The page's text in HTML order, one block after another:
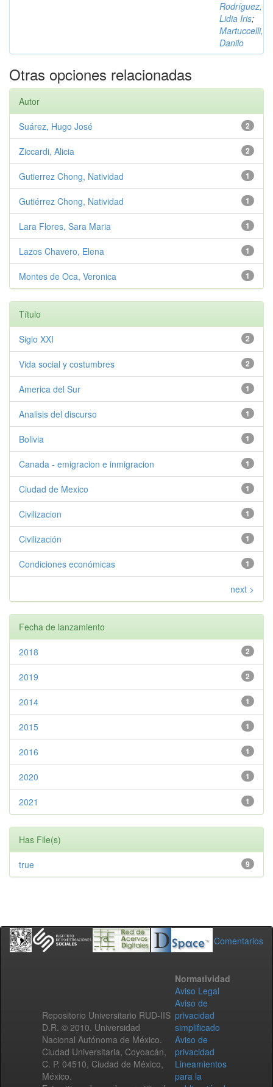
Rodríguez,
Lidia Iris;
Martuccelli,
Danilo
Otras opciones relacionadas
Autor
2
Suárez, Hugo José
2
Ziccardi, Alicia
1
Gutierrez Chong, Natividad
1
Gutiérrez Chong, Natividad
1
Lara Flores, Sara Maria
1
Lazos Chavero, Elena
1
Montes de Oca, Veronica
Título
2
Siglo XXI
2
Vida social y costumbres
1
America del Sur
1
Analisis del discurso
1
Bolivia
1
Canada - emigracion e inmigracion
1
Ciudad de Mexico
1
Civilizacion
1
Civilización
1
Condiciones económicas
next >
Fecha de lanzamiento
2
2018
2
2019
1
2014
1
2015
1
2016
1
2020
1
2021
Has File(s)
9
true
Comentarios
Repositorio Universitario RUD-IIS
D.R. © 2010. Universidad
Nacional Autónoma de México.
Ciudad Universitaria, Coyoacán,
C. P. 04510, Ciudad de México,
México.
Normatividad
Aviso Legal
Aviso de
privacidad
simplificado
Aviso de
privacidad
Lineamientos
para la